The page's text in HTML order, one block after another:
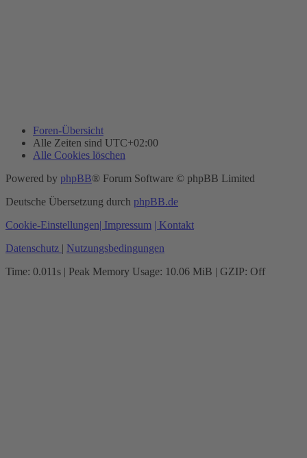
Foren-Übersicht
Alle Zeiten sind UTC+02:00
Alle Cookies löschen
Powered by phpBB® Forum Software © phpBB Limited
Deutsche Übersetzung durch phpBB.de
Cookie-Einstellungen| Impressum | Kontakt
Datenschutz | Nutzungsbedingungen
Time: 0.011s | Peak Memory Usage: 10.06 MiB | GZIP: Off